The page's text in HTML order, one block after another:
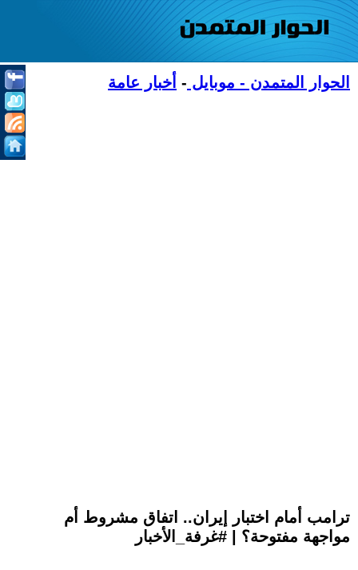
الحوار المتمدن - موبايل - أخبار عامة
ترامب أمام اختبار إيران.. اتفاق مشروط أم
مواجهة مفتوحة؟ | #غرفة_الأخبار